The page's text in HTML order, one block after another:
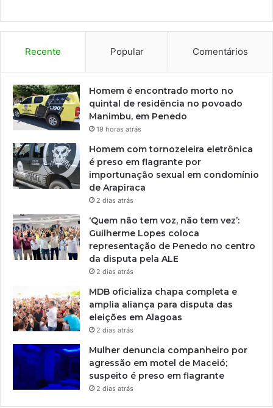
Recente Popular Comentários
Homem é encontrado morto no
quintal de residência no povoado
Manimbu, em Penedo
19 horas atrás
Homem com tornozeleira eletrônica
é preso em flagrante por
importunação sexual em condomínio
de Arapiraca
2 dias atrás
‘Quem não tem voz, não tem vez’:
Guilherme Lopes coloca
representação de Penedo no centro
da disputa pela ALE
2 dias atrás
MDB oficializa chapa completa e
amplia aliança para disputa das
eleições em Alagoas
2 dias atrás
Mulher denuncia companheiro por
agressão em motel de Maceió;
suspeito é preso em flagrante
2 dias atrás